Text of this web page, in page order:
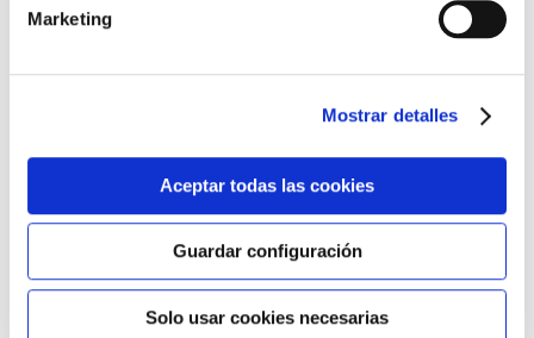
Marketing
Mostrar detalles
Aceptar todas las cookies
Guardar configuración
Solo usar cookies necesarias
barniz multiadherente en base agua. En zonas de
fuegos, se recomienda proteger con placas, silestone,
dado que el frotar en exceso dañaría el papel. Su
colocación es cola en la pared y tira en seco, sin
colocación es fácil rápida y sencilla.
Papel pintado calidad papel:
Formado por una capa de papel sobre un soporte de